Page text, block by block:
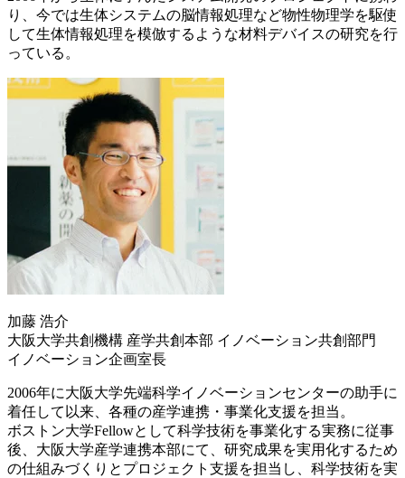
り、今では生体システムの脳情報処理など物性物理学を駆使
して生体情報処理を模倣するような材料デバイスの研究を行
っている。
加藤 浩介
大阪大学共創機構 産学共創本部 イノベーション共創部門
イノベーション企画室長
2006年に大阪大学先端科学イノベーションセンターの助手に
着任して以来、各種の産学連携・事業化支援を担当。
ボストン大学Fellowとして科学技術を事業化する実務に従事
後、大阪大学産学連携本部にて、研究成果を実用化するため
の仕組みづくりとプロジェクト支援を担当し、科学技術を実